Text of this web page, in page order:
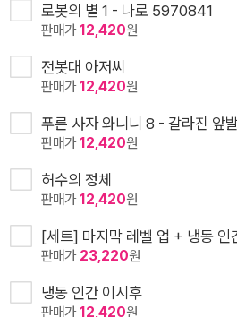
로봇의 별 1 - 나로 5970841
판매가12,420원
전봇대 아저씨
판매가12,420원
푸른 사자 와니니 8 - 갈라진 앞
판매가12,420원
허수의 정체
판매가12,420원
[세트] 마지막 레벨 업 + 냉동 인
판매가 23,220원
냉동 인간 이시후
판매가12,420원